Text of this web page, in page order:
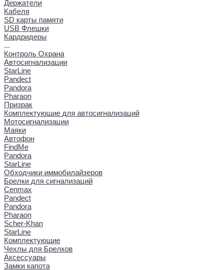
Держатели
Кабеля
SD карты памяти
USB Флешки
Кардридеры
...
Контроль Охрана
Автосигнализации
StarLine
Pandect
Pandora
Pharaon
Призрак
Комплектующие для автосигнализаций
Мотосигнализации
Маяки
Автофон
FindMe
Pandora
StarLine
Обходчики иммобилайзеров
Брелки для сигнализаций
Cenmax
Pandect
Pandora
Pharaon
Scher-Khan
StarLine
Комплектующие
Чехлы для Брелков
Аксессуары
Замки капота